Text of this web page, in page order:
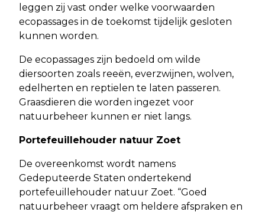
leggen zij vast onder welke voorwaarden
ecopassages in de toekomst tijdelijk gesloten
kunnen worden.
De ecopassages zijn bedoeld om wilde
diersoorten zoals reeën, everzwijnen, wolven,
edelherten en reptielen te laten passeren.
Graasdieren die worden ingezet voor
natuurbeheer kunnen er niet langs.
Portefeuillehouder natuur Zoet
De overeenkomst wordt namens
Gedeputeerde Staten ondertekend
portefeuillehouder natuur Zoet. “Goed
natuurbeheer vraagt om heldere afspraken en